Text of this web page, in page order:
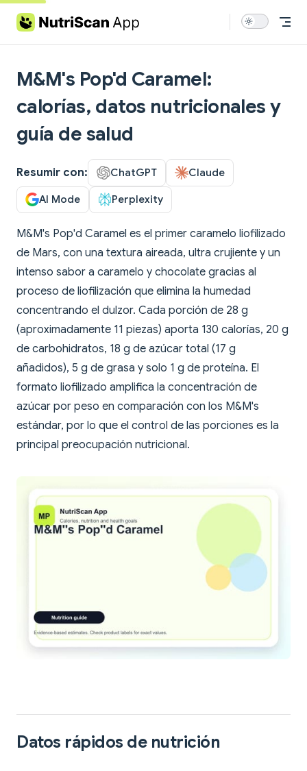
Skip to content
M&M's Pop'd Caramel:
calorías, datos nutricionales y
guía de salud
Resumir con: ChatGPT Claude
AI Mode Perplexity
M&M's Pop'd Caramel es el primer caramelo liofilizado
de Mars, con una textura aireada, ultra crujiente y un
intenso sabor a caramelo y chocolate gracias al
proceso de liofilización que elimina la humedad
concentrando el dulzor. Cada porción de 28 g
(aproximadamente 11 piezas) aporta 130 calorías, 20 g
de carbohidratos, 18 g de azúcar total (17 g
añadidos), 5 g de grasa y solo 1 g de proteína. El
formato liofilizado amplifica la concentración de
azúcar por peso en comparación con los M&M's
estándar, por lo que el control de las porciones es la
principal preocupación nutricional.
Datos rápidos de nutrición